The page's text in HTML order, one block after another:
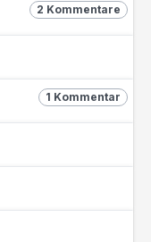
2 Kommentare
1 Kommentar